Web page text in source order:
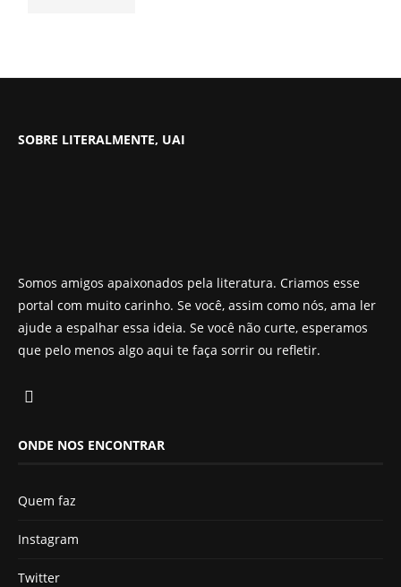
SOBRE LITERALMENTE, UAI
Somos amigos apaixonados pela literatura. Criamos esse
portal com muito carinho. Se você, assim como nós, ama ler
ajude a espalhar essa ideia. Se você não curte, esperamos
que pelo menos algo aqui te faça sorrir ou refletir.
ONDE NOS ENCONTRAR
Quem faz
Instagram
Twitter